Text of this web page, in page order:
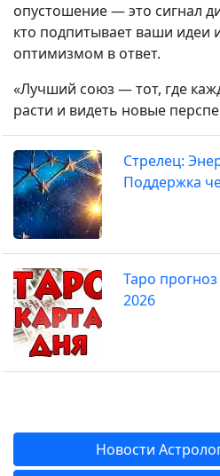
опустошение — это сигнал
кто подпитывает ваши идеи
оптимизмом в ответ.
«Лучший союз — тот, где
расти и видеть новые
Стрелец:
Поддержка
Таро прогноз
2026
Новости